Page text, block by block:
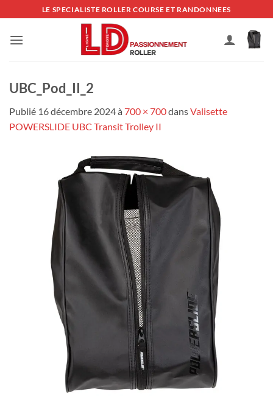
au
contenu
LE SPECIALISTE ROLLER COURSE ET RANDONNEES
UBC_Pod_II_2
Publié 16 décembre 2024à 700 × 700dansValisette
POWERSLIDE UBC Transit Trolley II